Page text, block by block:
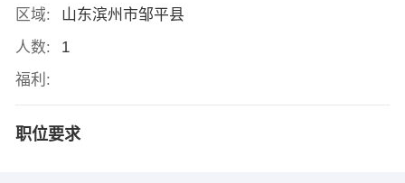
区域:
山东滨州市邹平县
人数:
1
福利:
职位要求